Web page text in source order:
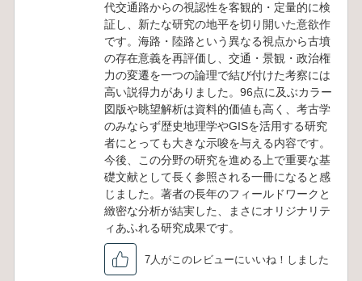
代交通路からの視認性を客観的・定量的に検
証し、新たな研究の地平を切り開いた意欲作
です。海路・陸路という異なる視点から古墳
の存在意義を再評価し、交通・景観・政治権
力の変遷を一つの論理で結び付けた考察には
高い説得力がありました。96点に及ぶカラー
図版や眺望解析は資料的価値も高く、考古学
のみならず歴史地理学やGISを活用する研究
者にとっても大きな示唆を与える内容です。
今後、この分野の研究を進める上で重要な基
礎文献として長く参照される一冊になると感
じました。著者の長年のフィールドワークと
緻密な分析が結実した、まさにオリジナリテ
ィあふれる研究成果です。
7人がこのレビューにいいね！しました